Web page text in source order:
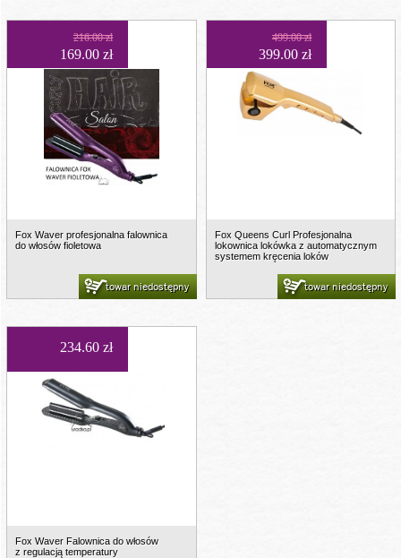
216.00 zł
169.00 zł
Fox Waver profesjonalna falownica
do włosów fioletowa
towar niedostępny
499.00 zł
399.00 zł
Fox Queens Curl Profesjonalna
lokownica lokówka z automatycznym
systemem kręcenia loków
towar niedostępny
234.60 zł
Fox Waver Falownica do włosów
z regulacją temperatury